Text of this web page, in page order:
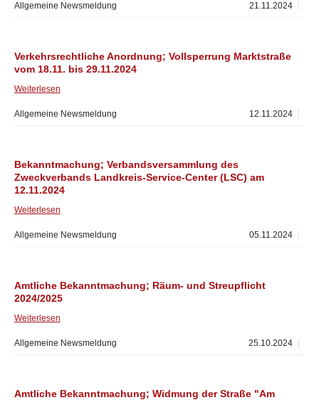
21.11.2024
Allgemeine Newsmeldung
Verkehrsrechtliche Anordnung; Vollsperrung Marktstraße
vom 18.11. bis 29.11.2024
Weiterlesen
12.11.2024
Allgemeine Newsmeldung
Bekanntmachung; Verbandsversammlung des
Zweckverbands Landkreis-Service-Center (LSC) am
12.11.2024
Weiterlesen
05.11.2024
Allgemeine Newsmeldung
Amtliche Bekanntmachung; Räum- und Streupflicht
2024/2025
Weiterlesen
25.10.2024
Allgemeine Newsmeldung
Amtliche Bekanntmachung; Widmung der Straße "Am